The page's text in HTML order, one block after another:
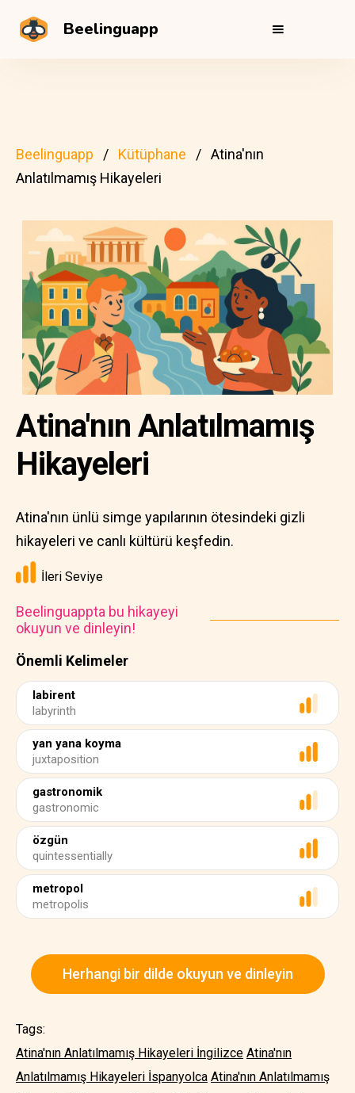
Beelinguapp
Beelinguapp Kütüphane
Atina'nın
Anlatılmamış Hikayeleri
Önemli Kelimeler
labirent
labyrinth
yan yana koyma
juxtaposition
gastronomik
gastronomic
özgün
quintessentially
metropol
metropolis
Atina'nın Anlatılmamış
Hikayeleri
Atina'nın ünlü simge yapılarının ötesindeki gizli
hikayeleri ve canlı kültürü keşfedin.
İleri Seviye
Beelinguappta bu hikayeyi
okuyun ve dinleyin!
Herhangi bir dilde okuyun ve dinleyin
Tags:
Atina'nın Anlatılmamış Hikayeleri İngilizce Atina'nın
Anlatılmamış Hikayeleri İspanyolca Atina'nın Anlatılmamış